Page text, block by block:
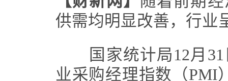
供需均明显改善，行业
国家统计局12月31
业采购经理指数（PMI